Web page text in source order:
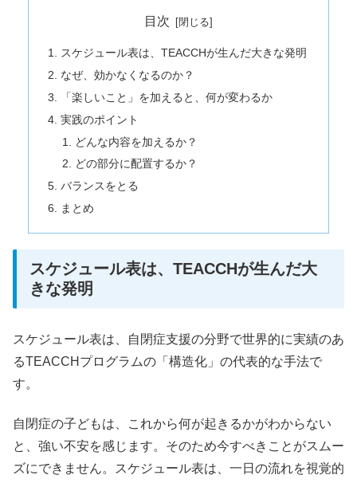
目次
スケジュール表は、TEACCHが生んだ大きな発明
なぜ、効かなくなるのか？
「楽しいこと」を加えると、何が変わるか
実践のポイント
どんな内容を加えるか？
どの部分に配置するか？
バランスをとる
まとめ
スケジュール表は、TEACCHが生んだ大
きな発明
スケジュール表は、自閉症支援の分野で世界的に実績のあ
るTEACCHプログラムの「構造化」の代表的な手法で
す。
自閉症の子どもは、これから何が起きるかがわからない
と、強い不安を感じます。そのため今すべきことがスムー
ズにできません。スケジュール表は、一日の流れを視覚的